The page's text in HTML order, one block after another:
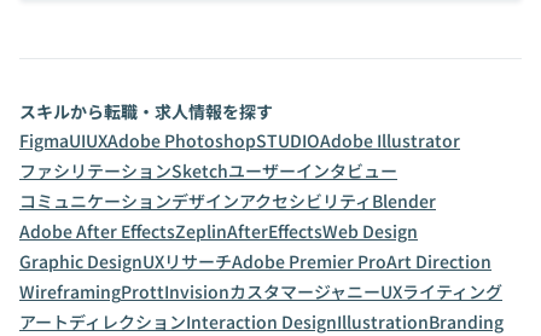
スキルから転職・求人情報を探す
FigmaUIUXAdobe PhotoshopSTUDIOAdobe Illustrator
ファシリテーションSketchユーザーインタビュー
コミュニケーションデザインアクセシビリティ Blender
Adobe After EffectsZeplinAfterEffectsWeb Design
Graphic DesignUXリサーチAdobe Premier ProArt Direction
WireframingProttInvisionカスタマージャニーUXライティング
アートディレクションInteraction DesignIllustrationBranding